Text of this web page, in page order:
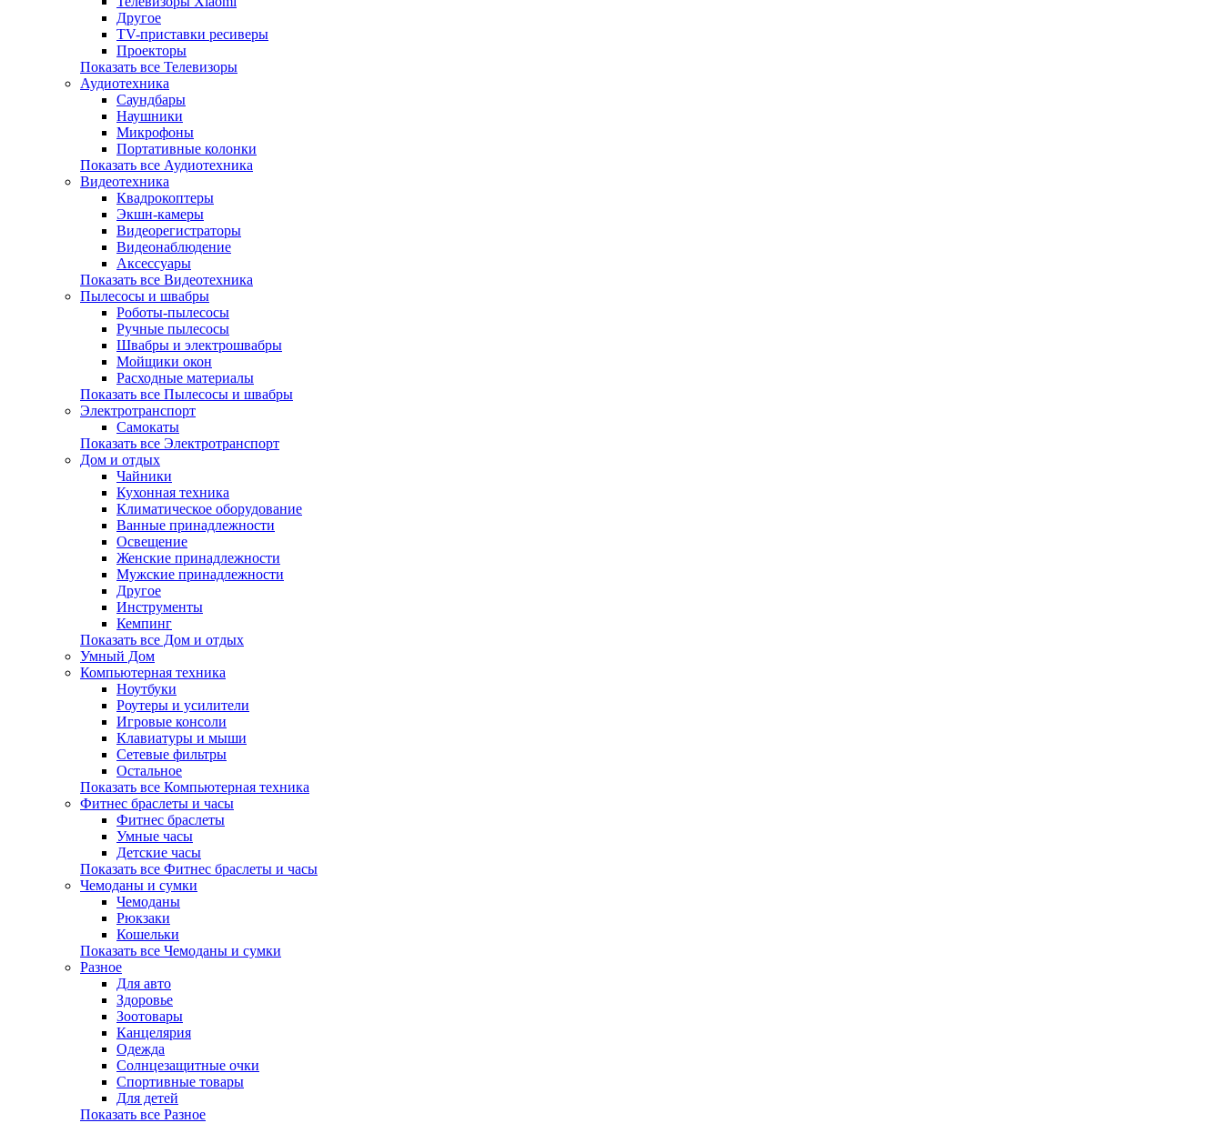
Другое
TV-приставки ресиверы
Проекторы
Показать все Телевизоры
Аудиотехника
Саундбары
Наушники
Микрофоны
Портативные колонки
Показать все Аудиотехника
Видеотехника
Квадрокоптеры
Экшн-камеры
Видеорегистраторы
Видеонаблюдение
Аксессуары
Показать все Видеотехника
Пылесосы и швабры
Роботы-пылесосы
Ручные пылесосы
Швабры и электрошвабры
Мойщики окон
Расходные материалы
Показать все Пылесосы и швабры
Электротранспорт
Самокаты
Показать все Электротранспорт
Дом и отдых
Чайники
Кухонная техника
Климатическое оборудование
Ванные принадлежности
Освещение
Женские принадлежности
Мужские принадлежности
Другое
Инструменты
Кемпинг
Показать все Дом и отдых
Умный Дом
Компьютерная техника
Ноутбуки
Роутеры и усилители
Игровые консоли
Клавиатуры и мыши
Сетевые фильтры
Остальное
Показать все Компьютерная техника
Фитнес браслеты и часы
Фитнес браслеты
Умные часы
Детские часы
Показать все Фитнес браслеты и часы
Чемоданы и сумки
Чемоданы
Рюкзаки
Кошельки
Показать все Чемоданы и сумки
Разное
Для авто
Здоровье
Зоотовары
Канцелярия
Одежда
Солнцезащитные очки
Спортивные товары
Для детей
Показать все Разное